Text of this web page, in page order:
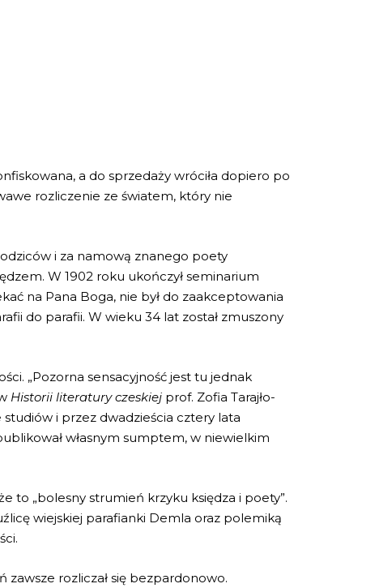
a do sprzedaży wróciła dopiero po
rozliczenie ze światem, który nie
i za namową znanego poety
W 1902 roku ukończył seminarium
na Pana Boga, nie był do zaakceptowania
do parafii. W wieku 34 lat został zmuszony
„Pozorna sensacyjność jest tu jednak
Historii literatury czeskiej prof. Zofia Tarajło-
studiów i przez dwadzieścia cztery lata
własnym sumptem, w niewielkim
to „bolesny strumień krzyku księdza i poety”.
wiejskiej parafianki Demla oraz polemiką
zawsze rozliczał się bezpardonowo.